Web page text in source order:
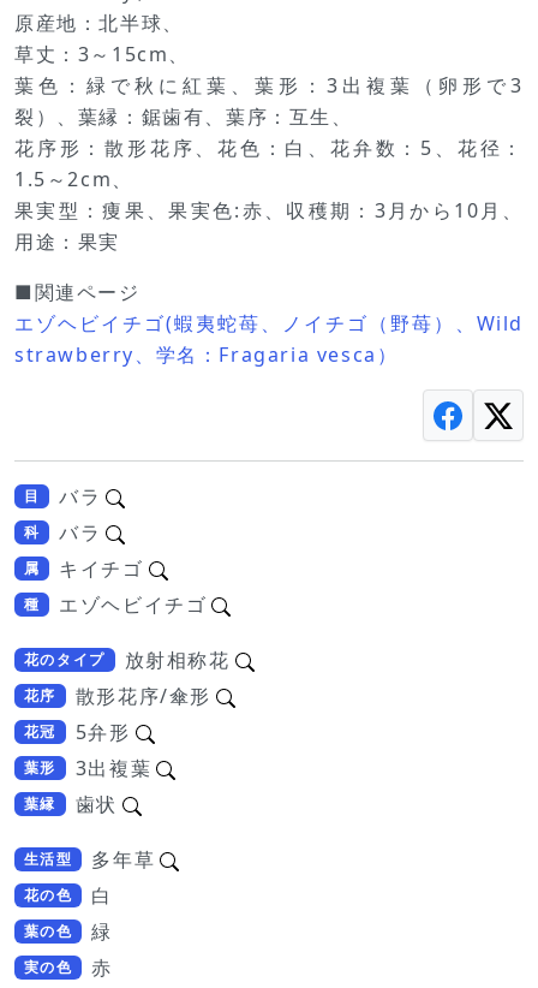
原産地：北半球、
草丈：3～15cm、
葉色：緑で秋に紅葉、葉形：3出複葉（卵形で3
裂）、葉縁：鋸歯有、葉序：互生、
花序形：散形花序、花色：白、花弁数：5、花径：
1.5～2cm、
果実型：痩果、果実色:赤、収穫期：3月から10月、
用途：果実
■関連ページ
エゾヘビイチゴ(蝦夷蛇苺、ノイチゴ（野苺）、Wild
strawberry、学名：Fragaria vesca）
目 バラ
科 バラ
属 キイチゴ
種 エゾヘビイチゴ
花のタイプ 放射相称花
花序 散形花序/傘形
花冠 5弁形
葉形 3出複葉
葉縁 歯状
生活型 多年草
花の色 白
葉の色 緑
実の色 赤